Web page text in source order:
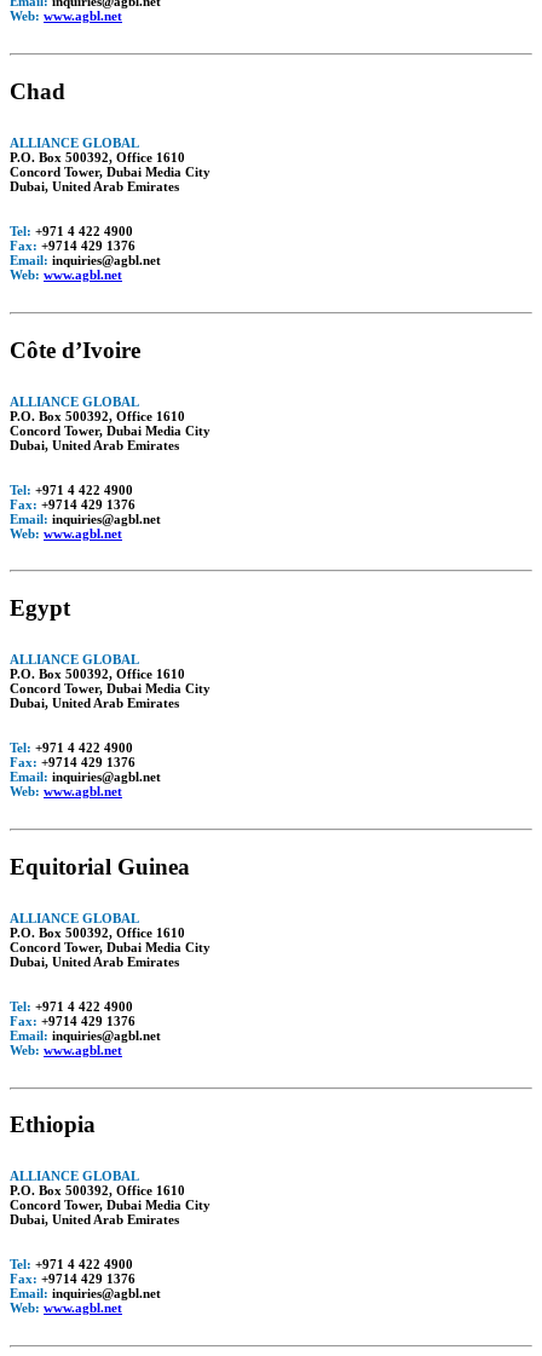
Web: www.agbl.net
Chad
ALLIANCE GLOBAL
P.O. Box 500392, Office 1610
Concord Tower, Dubai Media City
Dubai, United Arab Emirates
Tel: +971 4 422 4900
Fax: +9714 429 1376
Email: inquiries@agbl.net
Web: www.agbl.net
Côte d’Ivoire
ALLIANCE GLOBAL
P.O. Box 500392, Office 1610
Concord Tower, Dubai Media City
Dubai, United Arab Emirates
Tel: +971 4 422 4900
Fax: +9714 429 1376
Email: inquiries@agbl.net
Web: www.agbl.net
Egypt
ALLIANCE GLOBAL
P.O. Box 500392, Office 1610
Concord Tower, Dubai Media City
Dubai, United Arab Emirates
Tel: +971 4 422 4900
Fax: +9714 429 1376
Email: inquiries@agbl.net
Web: www.agbl.net
Equitorial Guinea
ALLIANCE GLOBAL
P.O. Box 500392, Office 1610
Concord Tower, Dubai Media City
Dubai, United Arab Emirates
Tel: +971 4 422 4900
Fax: +9714 429 1376
Email: inquiries@agbl.net
Web: www.agbl.net
Ethiopia
ALLIANCE GLOBAL
P.O. Box 500392, Office 1610
Concord Tower, Dubai Media City
Dubai, United Arab Emirates
Tel: +971 4 422 4900
Fax: +9714 429 1376
Email: inquiries@agbl.net
Web: www.agbl.net